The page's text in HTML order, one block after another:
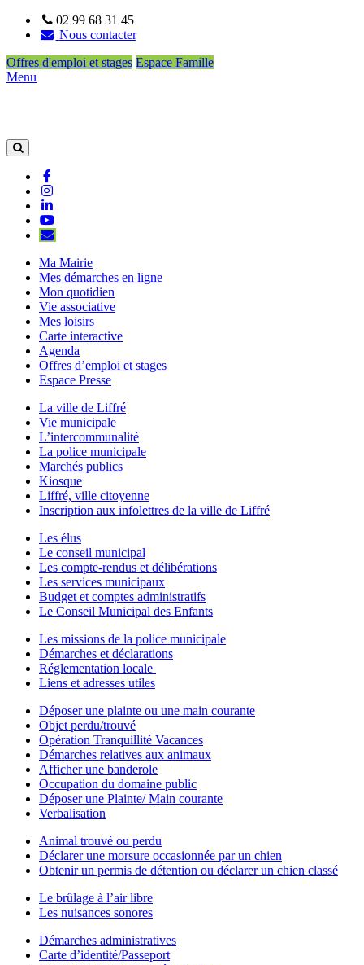
02 99 68 31 45
Nous contacter
Offres d'emploi et stages Espace Famille
Menu
Aller à la recherche
Ma Mairie
Mes démarches en ligne
Mon quotidien
Vie associative
Mes loisirs
Carte interactive
Agenda
Offres d’emploi et stages
Espace Presse
La ville de Liffré
Vie municipale
L’intercommunalité
La police municipale
Marchés publics
Kiosque
Liffré, ville citoyenne
Inscription aux infolettres de la ville de Liffré
Les élus
Le conseil municipal
Les compte-rendus et délibérations
Les services municipaux
Budget et comptes administratifs
Le Conseil Municipal des Enfants
Les missions de la police municipale
Démarches et déclarations
Réglementation locale
Liens et adresses utiles
Déposer une plainte ou une main courante
Objet perdu/trouvé
Opération Tranquillité Vacances
Démarches relatives aux animaux
Afficher une banderole
Occupation du domaine public
Déposer une Plainte/ Main courante
Verbalisation
Animal trouvé ou perdu
Déclarer une morsure occasionnée par un chien
Obtenir un permis de détention ou déclarer un chien classé
Le brûlage à l’air libre
Les nuisances sonores
Démarches administratives
Carte d’identité/Passeport